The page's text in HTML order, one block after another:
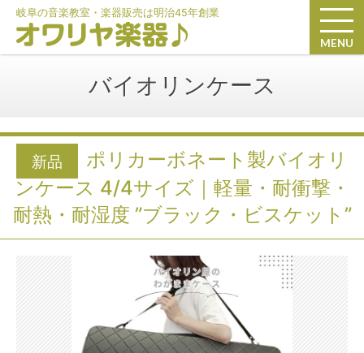
岐阜の音楽教室・楽器販売は明治45年創業
MENU
バイオリンケース
新品
ポリカーボネート製バイオリ
ンケース 4/4サイズ｜軽量・耐衝撃・
耐熱・耐湿度 ”ブラック・ビスケット”